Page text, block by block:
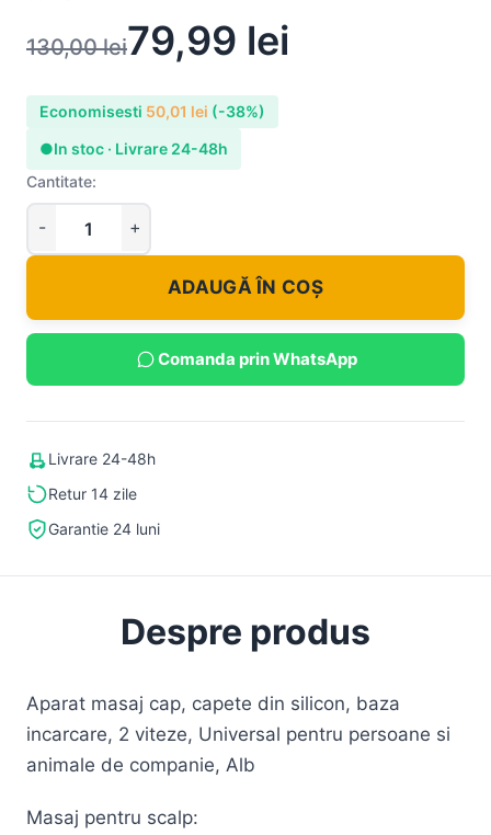
130,00lei79,99 lei
Economisesti 50,01 lei (-38%)
●In stoc · Livrare 24-48h
Cantitate:
ADAUGĂ ÎN COȘ
Comanda prin WhatsApp
Livrare 24-48h
Retur 14 zile
Garantie 24 luni
Despre produs
Aparat masaj cap, capete din silicon, baza
incarcare, 2 viteze, Universal pentru persoane si
animale de companie, Alb
Masaj pentru scalp: